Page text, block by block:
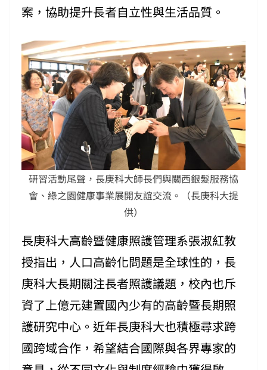
案，協助提升長者自立性與生活品質。
研習活動尾聲，長庚科大師長們與關西銀髮服務協
會、綠之園健康事業展開友誼交流。（長庚科大提
供）
長庚科大高齡暨健康照護管理系張淑紅教
授指出，人口高齡化問題是全球性的，長
庚科大長期關注長者照護議題，校內也斥
資了上億元建置國內少有的高齡暨長期照
護研究中心。近年長庚科大也積極尋求跨
國跨域合作，希望結合國際與各界專家的